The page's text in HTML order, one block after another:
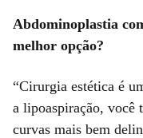
Abdominoplastia
melhor opção?
“Cirurgia estética é
a lipoaspiração, você
curvas mais bem